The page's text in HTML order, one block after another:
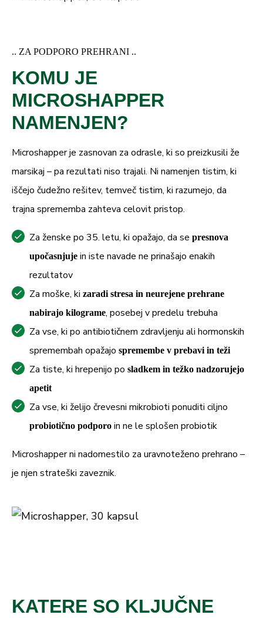
.. ZA PODPORO PREHRANI ..
KOMU JE
MICROSHAPPER
NAMENJEN?
Microshapper je zasnovan za odrasle, ki so preizkusili že
marsikaj – pa rezultati niso trajali. Ni namenjen tistim, ki
iščejo čudežno rešitev, temveč tistim, ki razumejo, da
trajna sprememba zahteva celovit pristop.
Za ženske po 35. letu, ki opažajo, da se presnova
upočasnjuje in iste navade ne prinašajo enakih
rezultatov
Za moške, ki zaradi stresa in neurejene prehrane
nabirajo kilograme, posebej v predelu trebuha
Za vse, ki po antibiotičnem zdravljenju ali hormonskih
spremembah opažajo spremembe v prebavi in teži
Za tiste, ki hrepenijo po sladkem in težko nadzorujejo
apetit
Za vse, ki želijo črevesni mikrobioti ponuditi ciljno
probiotično podporo in ne le splošen probiotik
Microshapper ni nadomestilo za uravnoteženo prehrano –
je njen strateški zaveznik.
KATERE SO KLJUČNE